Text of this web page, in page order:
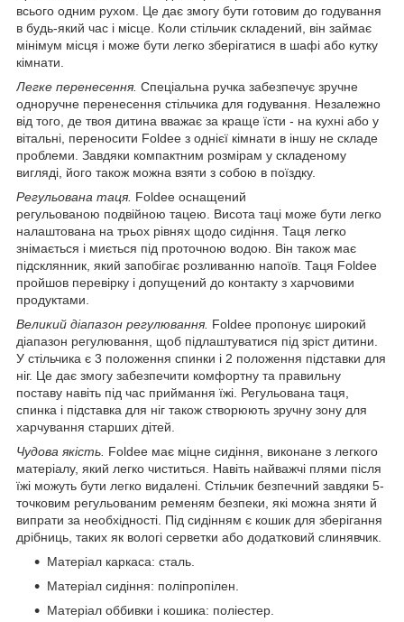
всього одним рухом. Це дає змогу бути готовим до годування
в будь-який час і місце. Коли стільчик складений, він займає
мінімум місця і може бути легко зберігатися в шафі або кутку
кімнати.
Легке перенесення. Спеціальна ручка забезпечує зручне
одноручне перенесення стільчика для годування. Незалежно
від того, де твоя дитина вважає за краще їсти - на кухні або у
вітальні, переносити Foldee з однієї кімнати в іншу не складе
проблеми. Завдяки компактним розмірам у складеному
вигляді, його також можна взяти з собою в поїздку.
Регульована таця. Foldee оснащений
регульованою подвійною тацею. Висота таці може бути легко
налаштована на трьох рівнях щодо сидіння. Таця легко
знімається і миється під проточною водою. Він також має
підсклянник, який запобігає розливанню напоїв. Таця Foldee
пройшов перевірку і допущений до контакту з харчовими
продуктами.
Великий діапазон регулювання. Foldee пропонує широкий
діапазон регулювання, щоб підлаштуватися під зріст дитини.
У стільчика є 3 положення спинки і 2 положення підставки для
ніг. Це дає змогу забезпечити комфортну та правильну
поставу навіть під час приймання їжі. Регульована таця,
спинка і підставка для ніг також створюють зручну зону для
харчування старших дітей.
Чудова якість. Foldee має міцне сидіння, виконане з легкого
матеріалу, який легко чиститься. Навіть найважчі плями після
їжі можуть бути легко видалені. Стільчик безпечний завдяки 5-
точковим регульованим ременям безпеки, які можна зняти й
випрати за необхідності. Під сидінням є кошик для зберігання
дрібниць, таких як вологі серветки або додатковий слинявчик.
Матеріал каркаса: сталь.
Матеріал сидіння: поліпропілен.
Матеріал оббивки і кошика: поліестер.